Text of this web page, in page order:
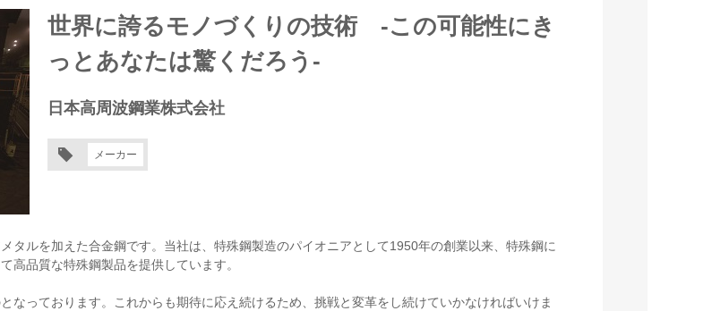
世界に誇るモノづくりの技術 -この可能性にき
っとあなたは驚くだろう-
日本高周波鋼業株式会社
メーカー
タルを加えた合金鋼です。当社は、特殊鋼製造のパイオニアとして1950年の創業以来、特殊鋼に
高品質な特殊鋼製品を提供しています。
なっております。これからも期待に応え続けるため、挑戦と変革をし続けていかなければいけま